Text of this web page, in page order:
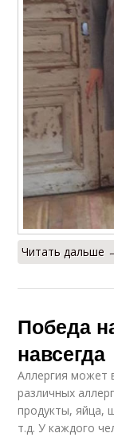
Читать дальше
Победа
навсегда
Аллергия может
различных
продукты, яйца,
т.д. У каждого